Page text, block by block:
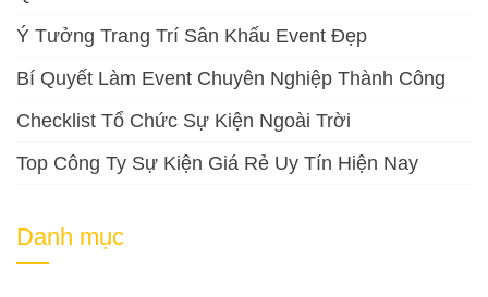
Ý Tưởng Trang Trí Sân Khấu Event Đẹp
Bí Quyết Làm Event Chuyên Nghiệp Thành Công
Checklist Tổ Chức Sự Kiện Ngoài Trời
Top Công Ty Sự Kiện Giá Rẻ Uy Tín Hiện Nay
Danh mục